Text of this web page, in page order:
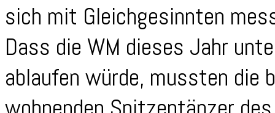
sich mit Gleichgesinnten
Dass die WM dieses Jahr
ablaufen würde, mussten die